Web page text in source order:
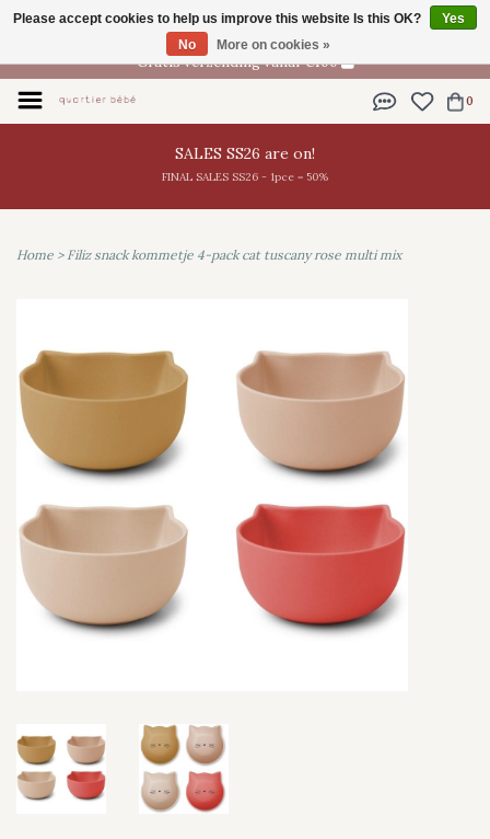
EN
Gratis verzending vanaf €100
0
SALES SS26 are on!
FINAL SALES SS26 - 1pce = 50%
Home > Filiz snack kommetje 4-pack cat tuscany rose multi mix
Please accept cookies to help us improve this website Is this OK?
Yes
No
More on cookies »